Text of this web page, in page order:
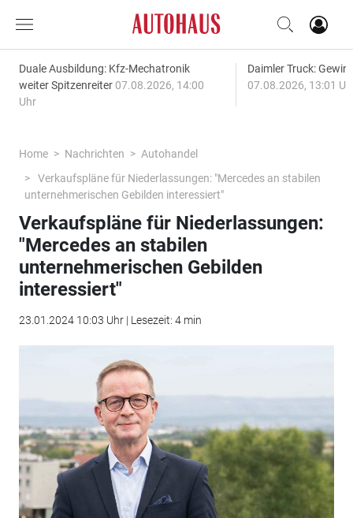
Duale Ausbildung: Kfz-Mechatronik
weiter Spitzenreiter 07.08.2026, 14:00
Uhr
Daimler Truck:
07.08.2026, 13:01
Home Nachrichten
Autohandel
Verkaufspläne für Niederlassungen: "Mercedes an stabilen
unternehmerischen Gebilden interessiert"
Verkaufspläne für Niederlassungen:
"Mercedes an stabilen
unternehmerischen Gebilden
interessiert"
23.01.2024 10:03 Uhr | Lesezeit: 4 min